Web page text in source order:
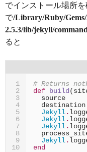
でインストール場所
で/Library/Ruby/
2.5.3/lib/jekyll/
ると
1
2
3
4
5
6
7
8
9
10
# Returns
def build(
source
destination
Jekyll.
Jekyll.
Jekyll.
Jekyll.
end